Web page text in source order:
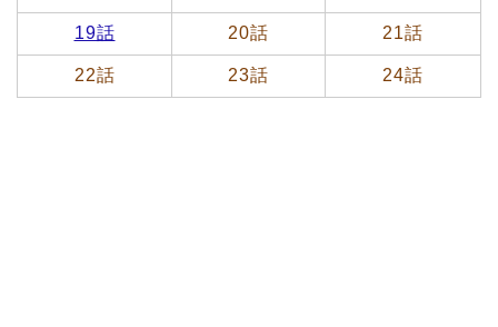
19話 20話 21話
22話 23話 24話